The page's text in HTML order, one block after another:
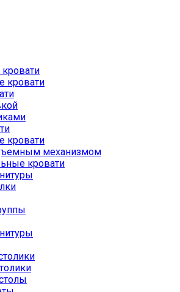
кровати
кровати
механизмом
кровати